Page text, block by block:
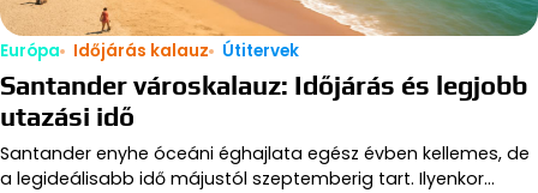
Európa Időjárás kalauz Útitervek
Santander városkalauz: Időjárás és legjobb
utazási idő
Santander enyhe óceáni éghajlata egész évben kellemes, de
a legideálisabb idő májustól szeptemberig tart. Ilyenkor…